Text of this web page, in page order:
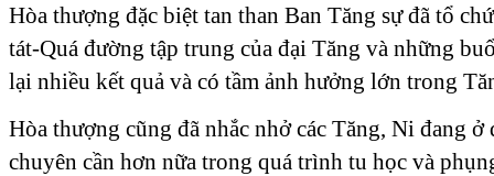
Hòa thượng đặc biệt tan than Ban Tăng sự đã tổ
tát-Quá đường tập trung của đại Tăng và những
lại nhiều kết quả và có tầm ảnh hưởng lớn trong
Hòa thượng cũng đã nhắc nhở các Tăng, Ni đang
chuyên cần hơn nữa trong quá trình tu học và